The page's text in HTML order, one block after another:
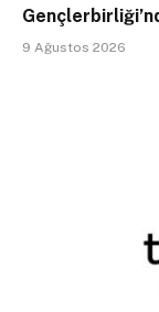
9 Ağustos 2026